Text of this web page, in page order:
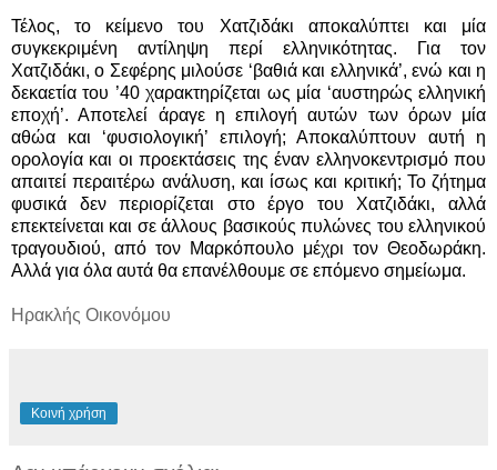
Τέλος, το κείμενο του Χατζιδάκι αποκαλύπτει και μία
συγκεκριμένη αντίληψη περί ελληνικότητας. Για τον
Χατζιδάκι, ο Σεφέρης μιλούσε ‘βαθιά και ελληνικά’, ενώ και η
δεκαετία του ’40 χαρακτηρίζεται ως μία ‘αυστηρώς ελληνική
εποχή’. Αποτελεί άραγε η επιλογή αυτών των όρων μία
αθώα και ‘φυσιολογική’ επιλογή; Αποκαλύπτουν αυτή η
ορολογία και οι προεκτάσεις της έναν ελληνοκεντρισμό που
απαιτεί περαιτέρω ανάλυση, και ίσως και κριτική; Το ζήτημα
φυσικά δεν περιορίζεται στο έργο του Χατζιδάκι, αλλά
επεκτείνεται και σε άλλους βασικούς πυλώνες του ελληνικού
τραγουδιού, από τον Μαρκόπουλο μέχρι τον Θεοδωράκη.
Αλλά για όλα αυτά θα επανέλθουμε σε επόμενο σημείωμα.
Ηρακλής Οικονόμου
Κοινή χρήση